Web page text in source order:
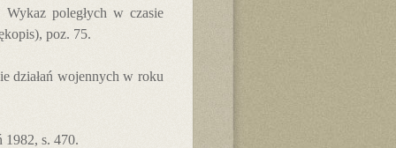
poległych w czasie
poz. 75.
działań wojennych w roku
1982, s. 470.